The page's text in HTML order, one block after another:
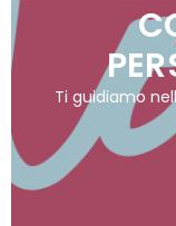
Ti guidiamo